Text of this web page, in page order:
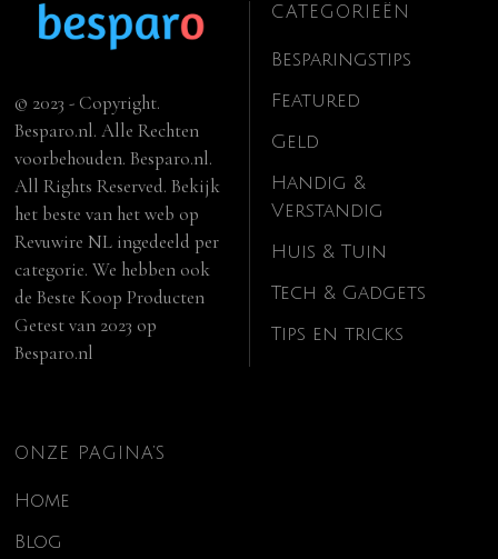
© 2023 - Copyright.
Besparo.nl. Alle Rechten
voorbehouden. Besparo.nl.
All Rights Reserved. Bekijk
het beste van het web op
Revuwire NL ingedeeld per
categorie. We hebben ook
deBeste Koop Producten
Getest van 2023 op
Besparo.nl
CATEGORIEËN
Besparingstips
Featured
Geld
Handig &
Verstandig
Huis & Tuin
Tech & Gadgets
Tips en tricks
ONZE PAGINA’S
Home
Blog